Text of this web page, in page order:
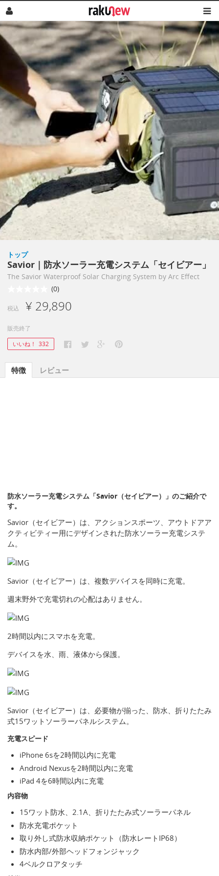
トップ
Savior｜防水ソーラー充電システム「セイビアー」
The Savior Waterproof Solar Charging System by Arc Effect
(0)
税込 ¥ 29,890
販売終了
いいね！ 332
特徴 レビュー
防水ソーラー充電システム「Savior（セイビアー）」のご紹介で
す。
Savior（セイビアー）は、アクションスポーツ、アウトドアア
クティビティー用にデザインされた防水ソーラー充電システ
ム。
Savior（セイビアー）は、複数デバイスを同時に充電。
週末野外で充電切れの心配はありません。
2時間以内にスマホを充電。
デバイスを水、雨、液体から保護。
Savior（セイビアー）は、必要物が揃った、防水、折りたたみ
式15ワットソーラーパネルシステム。
充電スピード
iPhone 6sを2時間以内に充電
Android Nexusを2時間以内に充電
iPad 4を6時間以内に充電
内容物
15ワット防水、2.1A、折りたたみ式ソーラーパネル
防水充電ポケット
取り外し式防水収納ポケット（防水レートIP68）
防水内部/外部ヘッドフォンジャック
4ベルクロアタッチ